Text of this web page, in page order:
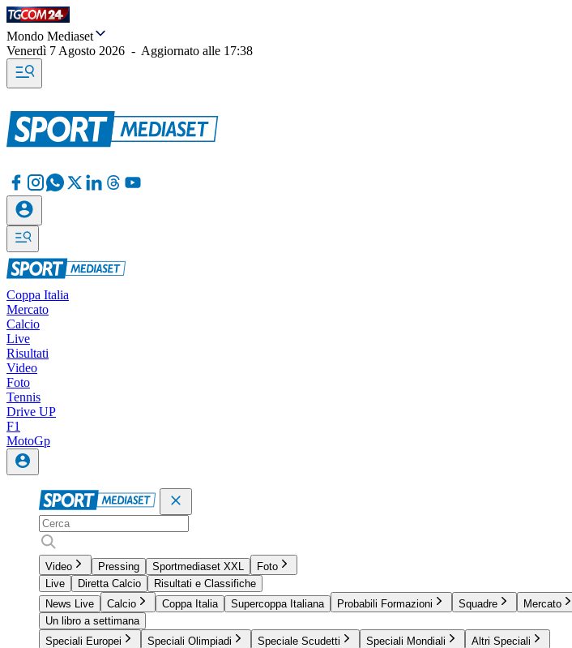
Mondo Mediaset
Venerdì 7 Agosto 2026 - Aggiornato alle 17:38
Coppa Italia
Mercato
Calcio
Live
Risultati
Video
Foto
Tennis
Drive UP
F1
MotoGp
Video Pressing Sportmediaset XXL
Foto
Live
Diretta Calcio
Risultati e Classifiche
News Live
Calcio Coppa Italia Supercoppa Italiana Probabili Formazioni Squadre Mercato
Un libro a settimana
Speciali Europei
Speciali Olimpiadi Speciale Scudetti Speciali Mondiali Altri Speciali